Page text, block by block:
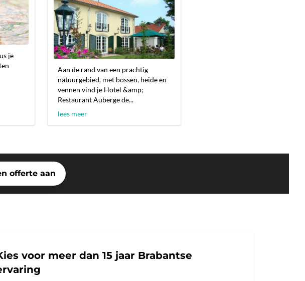
je
Aan de rand van een prachtig
natuurgebied, met bossen, heide en
vennen vind je Hotel &amp;
Restaurant Auberge de...
lees meer
offerte aan
voor meer dan 15 jaar Brabantse